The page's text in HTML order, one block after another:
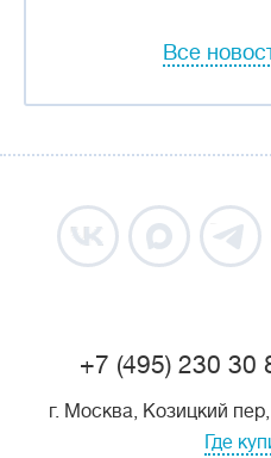
Все
+7 (495) 230 30
г. Москва, Козицкий
Где